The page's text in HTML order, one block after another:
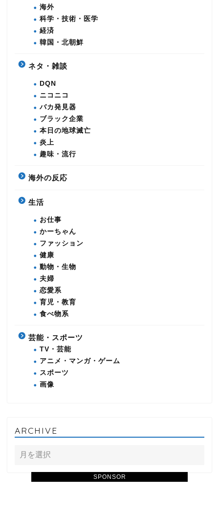
SPONSOR
海外
科学・技術・医学
経済
韓国・北朝鮮
ネタ・雑談
DQN
ニコニコ
バカ発見器
ブラック企業
本日の地球滅亡
炎上
趣味・流行
海外の反応
生活
お仕事
かーちゃん
ファッション
健康
動物・生物
夫婦
恋愛系
育児・教育
食べ物系
芸能・スポーツ
TV・芸能
アニメ・マンガ・ゲーム
スポーツ
画像
ARCHIVE